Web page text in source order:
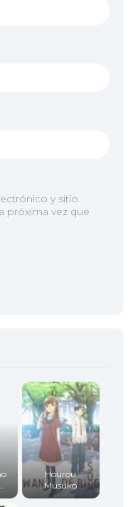
t/p/w92/
y sitio
próxima vez que
Hourou
Musuko